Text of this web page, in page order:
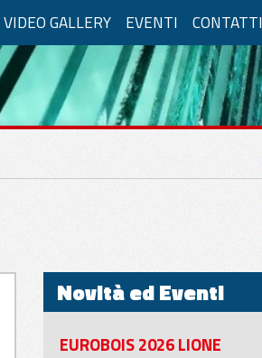
VIDEO GALLERY EVENTI CONTATTI
Novità ed Eventi
EUROBOIS 2026 LIONE